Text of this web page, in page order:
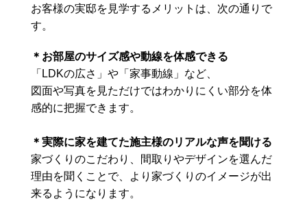
お客様の実邸を見学するメリットは、次の通りで
す。
＊お部屋のサイズ感や動線を体感できる
「LDKの広さ」や「家事動線」など、
図面や写真を見ただけではわかりにくい部分を体
感的に把握できます。
＊実際に家を建てた施主様のリアルな声を聞ける
家づくりのこだわり、間取りやデザインを選んだ
理由を聞くことで、より家づくりのイメージが出
来るようになります。